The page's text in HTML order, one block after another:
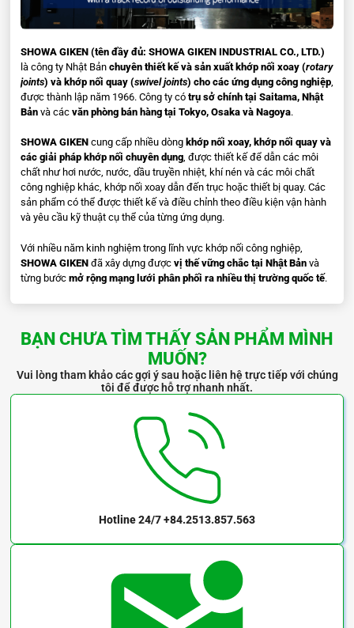
RJ-ACLF 25A
RJ-ACLF 40A
RJ-ACLF 50A
RJ-ACLF 65A
RJ-ACLF 80A
Thông số kỹ thuật:
SHOWA GIKEN (tên đầy đủ: SHOWA GIKEN INDUSTRIAL CO., LTD.)
là công ty Nhật Bản chuyên thiết kế và sản xuất khớp nối xoay (rotary
joints) và khớp nối quay (swivel joints) cho các ứng dụng công nghiệp,
được thành lập năm 1966. Công ty có trụ sở chính tại Saitama, Nhật
Bảnvà các văn phòng bán hàng tại Tokyo, Osaka và Nagoya.
SHOWA GIKENcung cấp nhiều dòng khớp nối xoay, khớp nối quay và
các giải pháp khớp nối chuyên dụng, được thiết kế để dẫn các môi
chất như hơi nước, nước, dầu truyền nhiệt, khí nén và các môi chất
công nghiệp khác, khớp nối xoay dẫn đến trục hoặc thiết bị quay. Các
sản phẩm có thể được thiết kế và điều chỉnh theo điều kiện vận hành
và yêu cầu kỹ thuật cụ thể của từng ứng dụng.
Với nhiều năm kinh nghiệm trong lĩnh vực khớp nối công nghiệp,
SHOWA GIKENđã xây dựng được vị thế vững chắc tại Nhật Bảnvà
từng bước mở rộng mạng lưới phân phối ra nhiều thị trường quốc tế.
BẠN CHƯA TÌM THẤY SẢN PHẨM MÌNH
MUỐN?
Vui lòng tham khảo các gợi ý sau hoặc liên hệ trực tiếp với chúng
tôi để được hỗ trợ nhanh nhất.
Hotline 24/7+84.2513.857.563